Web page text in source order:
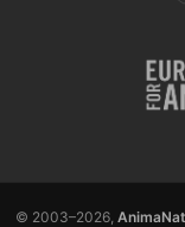
© 2003–2026,